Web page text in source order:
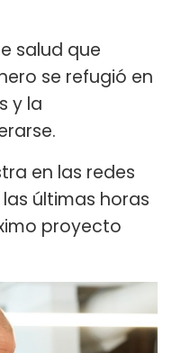
salud que
se refugió en
y la
en las redes
últimas horas
proyecto